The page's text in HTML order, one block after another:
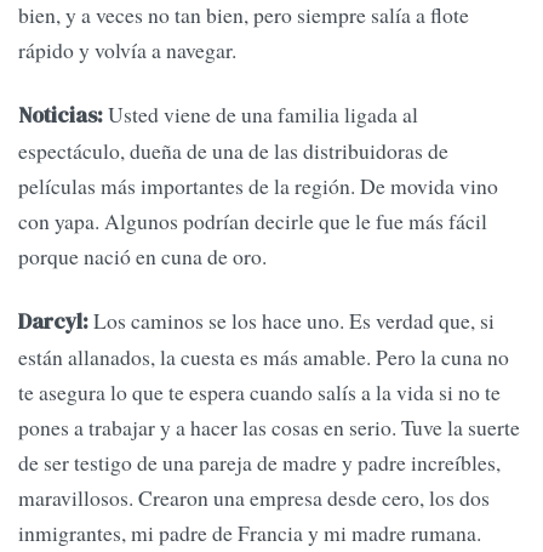
bien, y a veces no tan bien, pero siempre salía a flote
rápido y volvía a navegar.
Noticias:Usted viene de una familia ligada al
espectáculo, dueña de una de las distribuidoras de
películas más importantes de la región. De movida vino
con yapa. Algunos podrían decirle que le fue más fácil
porque nació en cuna de oro.
Darcyl:Los caminos se los hace uno. Es verdad que, si
están allanados, la cuesta es más amable. Pero la cuna no
te asegura lo que te espera cuando salís a la vida si no te
pones a trabajar y a hacer las cosas en serio. Tuve la suerte
de ser testigo de una pareja de madre y padre increíbles,
maravillosos. Crearon una empresa desde cero, los dos
inmigrantes, mi padre de Francia y mi madre rumana.